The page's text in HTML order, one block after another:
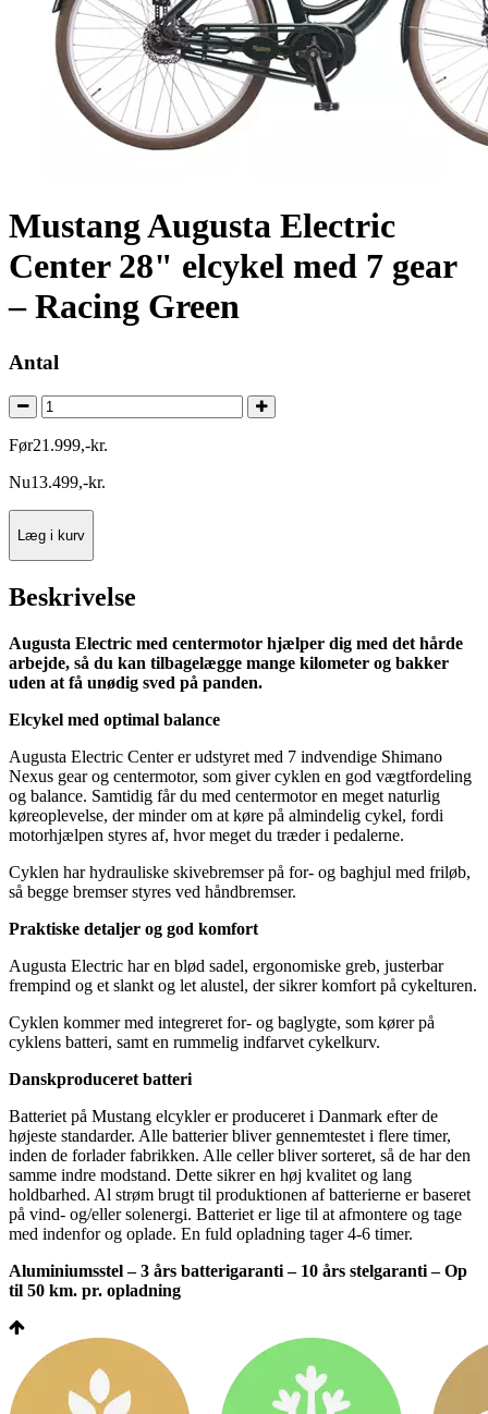
Mustang Augusta Electric
Center 28" elcykel med 7 gear
– Racing Green
Antal
Før21.999,-kr.
Nu13.499,-kr.
Læg i kurv
Beskrivelse
Augusta Electric med centermotor hjælper dig med det hårde
arbejde, så du kan tilbagelægge mange kilometer og bakker
uden at få unødig sved på panden.
Elcykel med optimal balance
Augusta Electric Center er udstyret med 7 indvendige Shimano
Nexus gear og centermotor, som giver cyklen en god vægtfordeling
og balance. Samtidig får du med centermotor en meget naturlig
køreoplevelse, der minder om at køre på almindelig cykel, fordi
motorhjælpen styres af, hvor meget du træder i pedalerne.
Cyklen har hydrauliske skivebremser på for- og baghjul med friløb,
så begge bremser styres ved håndbremser.
Praktiske detaljer og god komfort
Augusta Electric har en blød sadel, ergonomiske greb, justerbar
frempind og et slankt og let alustel, der sikrer komfort på cykelturen.
Cyklen kommer med integreret for- og baglygte, som kører på
cyklens batteri, samt en rummelig indfarvet cykelkurv.
Danskproduceret batteri
Batteriet på Mustang elcykler er produceret i Danmark efter de
højeste standarder. Alle batterier bliver gennemtestet i flere timer,
inden de forlader fabrikken. Alle celler bliver sorteret, så de har den
samme indre modstand. Dette sikrer en høj kvalitet og lang
holdbarhed. Al strøm brugt til produktionen af batterierne er baseret
på vind- og/eller solenergi. Batteriet er lige til at afmontere og tage
med indenfor og oplade. En fuld opladning tager 4-6 timer.
Aluminiumsstel – 3 års batterigaranti – 10 års stelgaranti – Op
til 50 km. pr. opladning